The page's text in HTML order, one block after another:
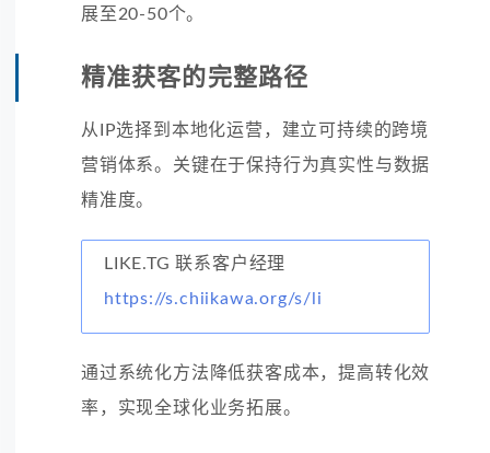
展至20-50个。
精准获客的完整路径
从IP选择到本地化运营，建立可持续的跨境
营销体系。关键在于保持行为真实性与数据
精准度。
LIKE.TG 联系客户经理
https://s.chiikawa.org/s/li
通过系统化方法降低获客成本，提高转化效
率，实现全球化业务拓展。